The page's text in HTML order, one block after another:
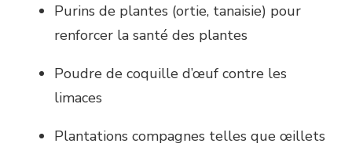
Purins de plantes (ortie, tanaisie) pour
renforcer la santé des plantes
Poudre de coquille d’œuf contre les
limaces
Plantations compagnes telles que œillets